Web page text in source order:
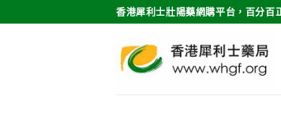
to
香港犀利士壯陽藥網購平台，百分百